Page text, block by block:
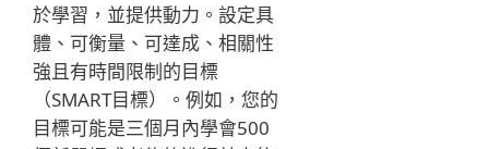
於學習，並提供動力。設定具
體、可衡量、可達成、相關性
強且有時間限制的目標
（SMART目標）。例如，您的
目標可能是三個月內學會500